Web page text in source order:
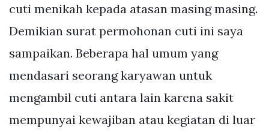
cuti menikah kepada atasan masing masing.
Demikian surat permohonan cuti ini saya
sampaikan. Beberapa hal umum yang
mendasari seorang karyawan untuk
mengambil cuti antara lain karena sakit
mempunyai kewajiban atau kegiatan di luar